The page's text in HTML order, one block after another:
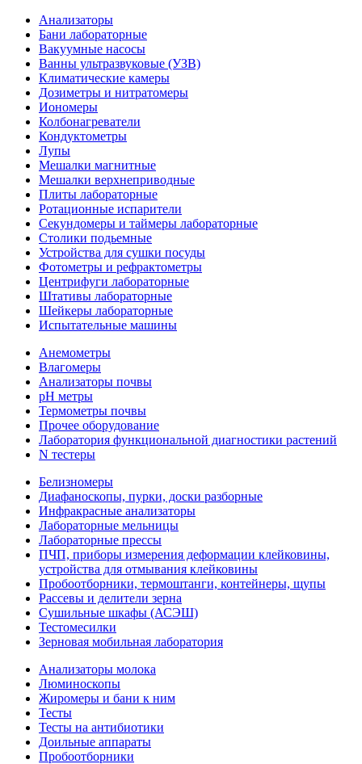
Анализаторы
Бани лабораторные
Вакуумные насосы
Ванны ультразвуковые (УЗВ)
Климатические камеры
Дозиметры и нитратомеры
Иономеры
Колбонагреватели
Кондуктометры
Лупы
Мешалки магнитные
Мешалки верхнеприводные
Плиты лабораторные
Ротационные испарители
Секундомеры и таймеры лабораторные
Столики подьемные
Устройства для сушки посуды
Фотометры и рефрактометры
Центрифуги лабораторные
Штативы лабораторные
Шейкеры лабораторные
Испытательные машины
Анемометры
Влагомеры
Анализаторы почвы
pH метры
Термометры почвы
Прочее оборудование
Лаборатория функциональной диагностики растений
N тестеры
Белизномеры
Диафаноскопы, пурки, доски разборные
Инфракрасные анализаторы
Лабораторные мельницы
Лабораторные прессы
ПЧП, приборы измерения деформации клейковины,
устройства для отмывания клейковины
Пробоотборники, термоштанги, контейнеры, щупы
Рассевы и делители зерна
Сушильные шкафы (АСЭШ)
Тестомесилки
Зерновая мобильная лаборатория
Анализаторы молока
Люминоскопы
Жиромеры и бани к ним
Тесты
Тесты на антибиотики
Доильные аппараты
Пробоотборники